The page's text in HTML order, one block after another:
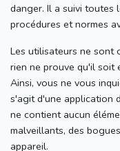
danger. Il a suivi toutes
procédures et normes
Les utilisateurs ne sont
rien ne prouve qu'il soit
Ainsi, vous ne vous
s'agit d'une application
ne contient aucun
malveillants, des
appareil.